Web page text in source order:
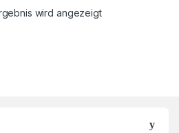
wird angezeigt